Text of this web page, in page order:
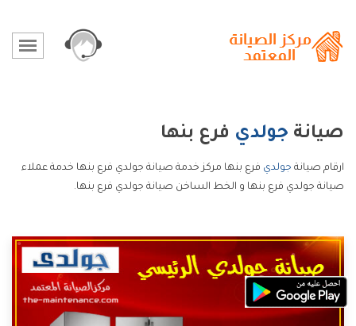
صيانة جولدي فرع بنها
ارقام صيانة جولدي فرع بنها مركز خدمة صيانة جولدي فرع بنها خدمة عملاء
صيانة جولدي فرع بنها و الخط الساخن صيانة جولدي فرع بنها.